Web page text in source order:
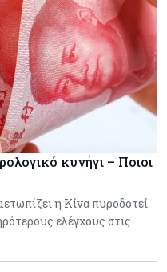
κυνήγι – Ποιοι
η Κίνα πυροδοτεί
ελέγχους στις